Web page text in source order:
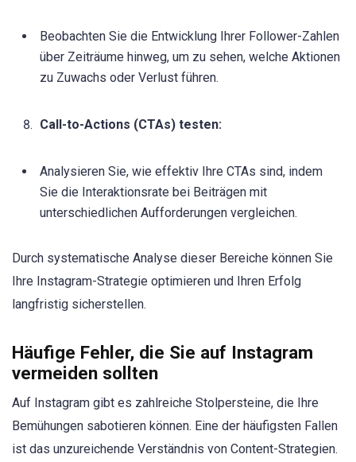
Beobachten Sie die Entwicklung Ihrer Follower-Zahlen
über Zeiträume hinweg, um zu sehen, welche Aktionen
zu Zuwachs oder Verlust führen.
Call-to-Actions (CTAs) testen:
Analysieren Sie, wie effektiv Ihre CTAs sind, indem
Sie die Interaktionsrate bei Beiträgen mit
unterschiedlichen Aufforderungen vergleichen.
Durch systematische Analyse dieser Bereiche können Sie
Ihre Instagram-Strategie optimieren und Ihren Erfolg
langfristig sicherstellen.
Häufige Fehler, die Sie auf Instagram
vermeiden sollten
Auf Instagram gibt es zahlreiche Stolpersteine, die Ihre
Bemühungen sabotieren können. Eine der häufigsten Fallen
ist das unzureichende Verständnis von Content-Strategien.